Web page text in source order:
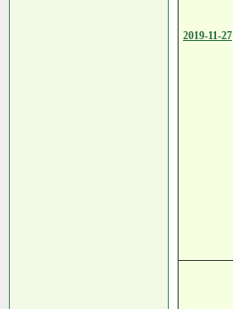
2019-11-27